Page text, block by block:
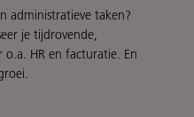
administratieve taken?
je tijdrovende,
HR en facturatie. En